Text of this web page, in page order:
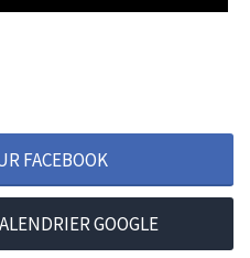
FACEBOOK
GOOGLE